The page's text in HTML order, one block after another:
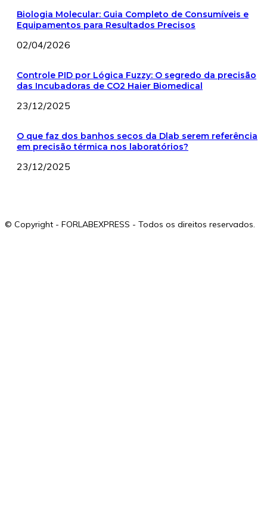
Biologia Molecular: Guia Completo de Consumíveis e
Equipamentos para Resultados Precisos
02/04/2026
Controle PID por Lógica Fuzzy: O segredo da precisão
das Incubadoras de CO2 Haier Biomedical
23/12/2025
O que faz dos banhos secos da Dlab serem referência
em precisão térmica nos laboratórios?
23/12/2025
© Copyright - FORLABEXPRESS - Todos os direitos reservados.